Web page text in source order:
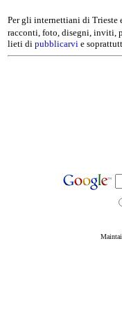
Per gli internettiani di Trieste
racconti, foto, disegni, inviti,
lieti di pubblicarvi e